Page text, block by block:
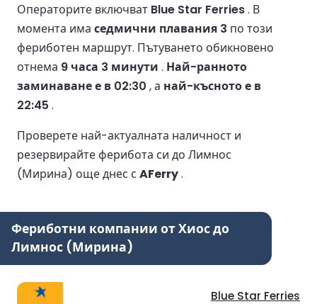
Операторите включват Blue Star Ferries. В
момента има седмични плавания 3 по този
фериботен маршрут. Пътуването обикновено
отнема 9 часа 3 минути . Най-ранното
заминаване е в 02:30 , а най-късното е в
22:45 .
Проверете най-актуалната наличност и
резервирайте ферибота си до Лимнос
(Мирина) още днес с AFerry.
Фериботни компании от Хиос до
Лимнос (Мирина)
Blue Star Ferries